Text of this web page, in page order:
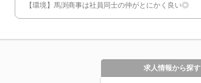
【環境】馬渕商事は社員同士の仲がとにかく良い◎
求人情報から探す